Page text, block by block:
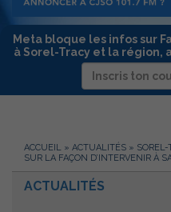
Meta bloque les infos sur
à Sorel-Tracy et la
ACCUEIL » ACTUALITÉS » SOREL-
SUR LA FAÇON D’INTERVENIR À
ACTUALITÉS